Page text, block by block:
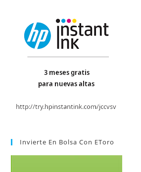
Invierte En Bolsa Con EToro